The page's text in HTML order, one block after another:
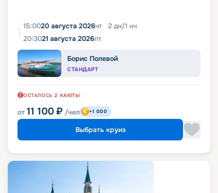
15:0020 августа 2026чт 2 дн/1 нч
20:3021 августа 2026пт
Борис Полевой
СТАНДАРТ
ОСТАЛОСЬ 2 КАЮТЫ
от 11 100 ₽ /чел +1 000
Выбрать круиз